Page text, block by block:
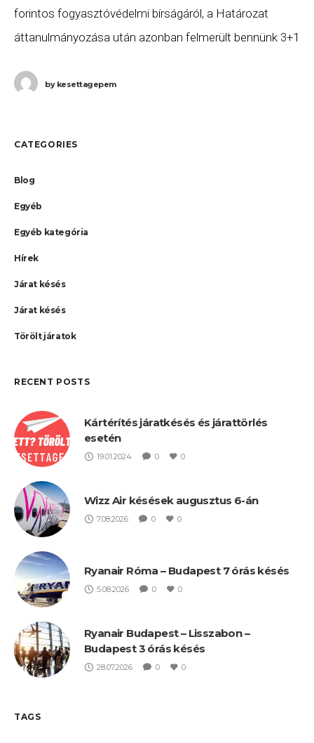
forintos fogyasztóvédelmi bírságáról, a Határozat
áttanulmányozása után azonban felmerült bennünk 3+1
választ. 1. Június
bykesettagepem
CATEGORIES
Blog
Egyéb
Egyéb kategória
Hírek
Járat késés
Járat késés
Törölt járatok
RECENT POSTS
Kártérítés járatkésés és járattörlés
esetén
19.01.2024 0 0
Wizz Air késések augusztus 6-án
7.08.2026 0 0
Ryanair Róma – Budapest 7 órás késés
5.08.2026 0 0
Ryanair Budapest – Lisszabon –
Budapest 3 órás késés
28.07.2026 0 0
TAGS